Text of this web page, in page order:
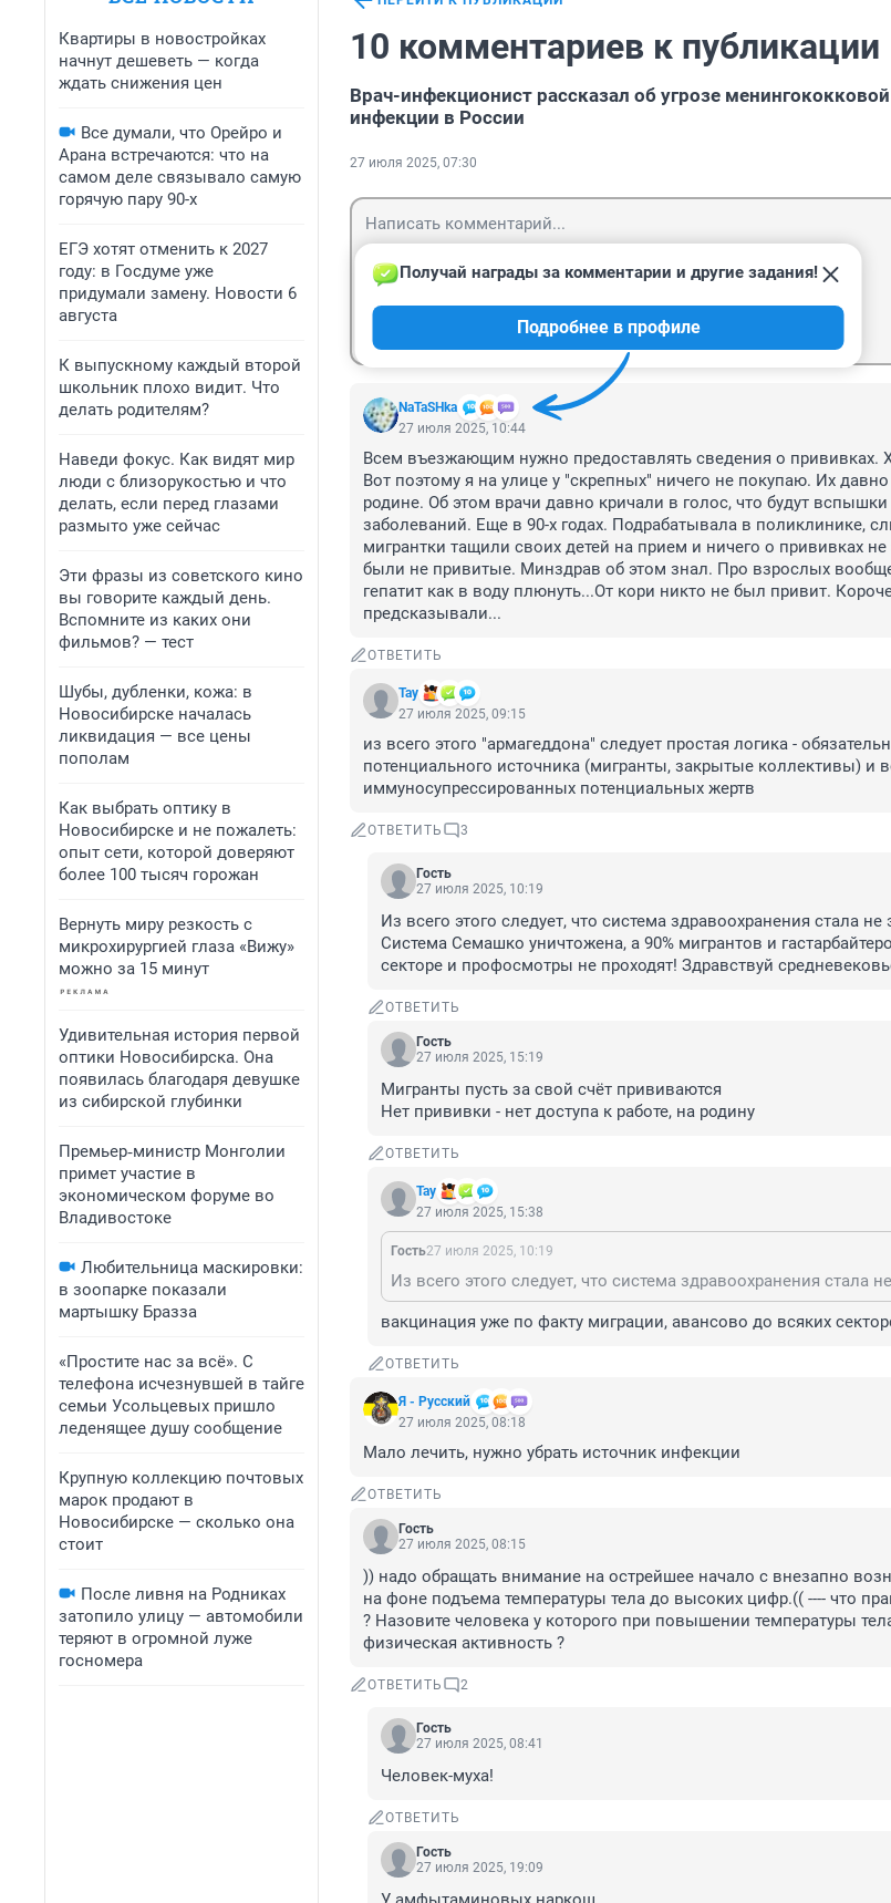
Квартиры в новостройках
начнут дешеветь — когда
ждать снижения цен
Все думали, что Орейро и
Арана встречаются: что на
самом деле связывало самую
горячую пару 90-х
ЕГЭ хотят отменить к 2027
году: в Госдуме уже
придумали замену. Новости 6
августа
К выпускному каждый второй
школьник плохо видит. Что
делать родителям?
Наведи фокус. Как видят мир
люди с близорукостью и что
делать, если перед глазами
размыто уже сейчас
Эти фразы из советского кино
вы говорите каждый день.
Вспомните из каких они
фильмов? — тест
Шубы, дубленки, кожа: в
Новосибирске началась
ликвидация — все цены
пополам
Как выбрать оптику в
Новосибирске и не пожалеть:
опыт сети, которой доверяют
более 100 тысяч горожан
Вернуть миру резкость с
микрохирургией глаза «Вижу»
можно за 15 минут
Удивительная история первой
оптики Новосибирска. Она
появилась благодаря девушке
из сибирской глубинки
Премьер‑министр Монголии
примет участие в
экономическом форуме во
Владивостоке
Любительница маскировки:
в зоопарке показали
мартышку Бразза
«Простите нас за всё». С
телефона исчезнувшей в тайге
семьи Усольцевых пришло
леденящее душу сообщение
Крупную коллекцию почтовых
марок продают в
Новосибирске — сколько она
стоит
После ливня на Родниках
затопило улицу — автомобили
теряют в огромной луже
госномера
10 комментариев к публикации
Врач-инфекционист рассказал об угрозе менингококковой
инфекции в России
27 июля 2025, 07:30
NaTaSHka
Получай награды за комментарии и другие задания!
Подробнее в профиле
27 июля 2025, 10:44
Всем въезжающим нужно предоставлять сведения о прививках.
Вот поэтому я на улице у "скрепных" ничего не покупаю. Их
родине. Об этом врачи давно кричали в голос, что будут
заболеваний. Еще в 90-х годах. Подрабатывала в поликлинике,
мигрантки тащили своих детей на прием и ничего о прививках
были не привитые. Минздрав об этом знал. Про взрослых вообще
гепатит как в воду плюнуть...От кори никто не был привит.
предсказывали...
ОТВЕТИТЬ
Тау
27 июля 2025, 09:15
из всего этого "армагеддона" следует простая логика -
потенциального источника (мигранты, закрытые коллективы) и
иммуносупрессированных потенциальных жертв
ОТВЕТИТЬ 3
Гость
27 июля 2025, 10:19
Из всего этого следует, что система здравоохранения стала
Система Семашко уничтожена, а 90% мигрантов и
секторе и профосмотры не проходят! Здравствуй
ОТВЕТИТЬ
Гость
27 июля 2025, 15:19
Мигранты пусть за свой счёт прививаются
Нет прививки - нет доступа к работе, на родину
ОТВЕТИТЬ
Тау
27 июля 2025, 15:38
Гость27 июля 2025, 10:19
вакцинация уже по факту миграции, авансово до всяких
ОТВЕТИТЬ
Я - Русский
27 июля 2025, 08:18
Мало лечить, нужно убрать источник инфекции
ОТВЕТИТЬ
Гость
27 июля 2025, 08:15
)) надо обращать внимание на острейшее начало с внезапно
на фоне подъема температуры тела до высоких цифр.(( ---- что
? Назовите человека у которого при повышении температуры
физическая активность ?
ОТВЕТИТЬ 2
Гость
27 июля 2025, 08:41
Человек-муха!
ОТВЕТИТЬ
Гость
27 июля 2025, 19:09